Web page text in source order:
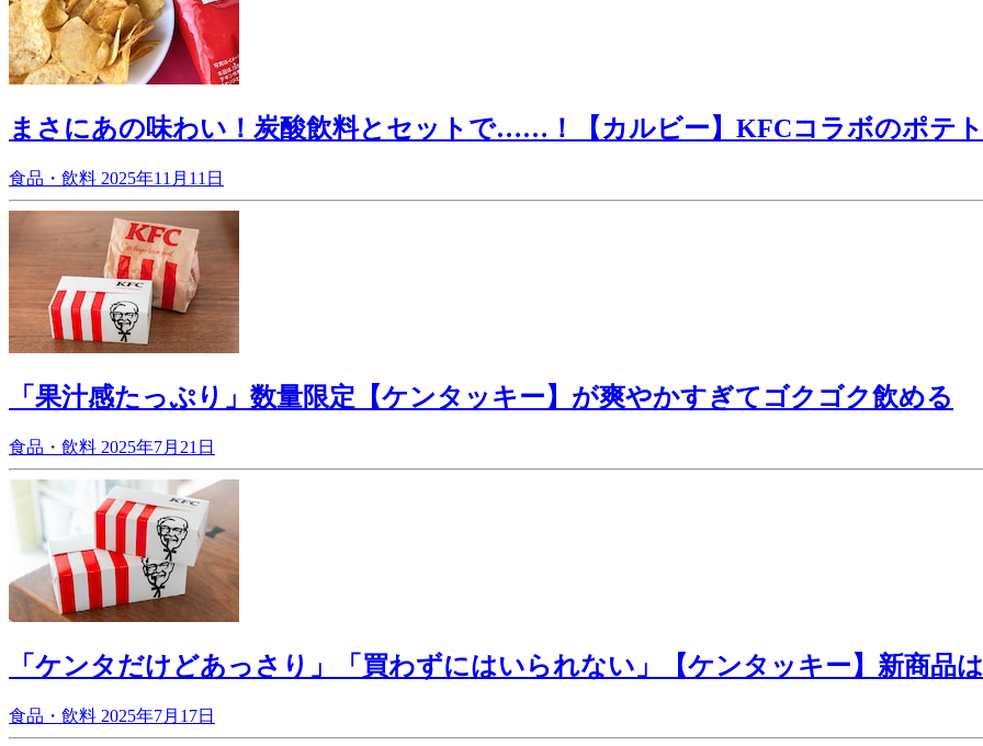
まさにあの味わい！炭酸飲料とセットで……！【カルビー】KFCコラボのポテ
食品・飲料 2025年11月11日
「果汁感たっぷり」数量限定【ケンタッキー】が爽やかすぎてゴクゴク飲める
食品・飲料 2025年7月21日
「ケンタだけどあっさり」「買わずにはいられない」【ケンタッキー】新商品
食品・飲料 2025年7月17日